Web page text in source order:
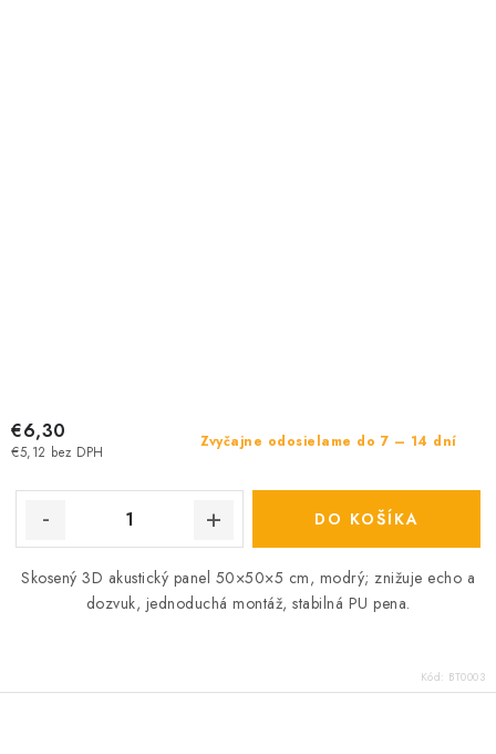
Zvyčajne odosielame do 7 – 14 dní
€5,12 bez DPH
€6,30
DO KOŠÍKA
Skosený 3D akustický panel 50×50×5 cm, modrý; znižuje echo a
dozvuk, jednoduchá montáž, stabilná PU pena.
Kód: BT0003